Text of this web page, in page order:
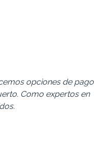
opciones de pago
Como expertos en